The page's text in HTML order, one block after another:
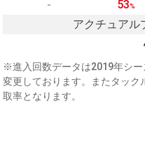
- 53%
アクチュアル
※進入回数データは2019年シ
変更しております。またタック
取率となります。